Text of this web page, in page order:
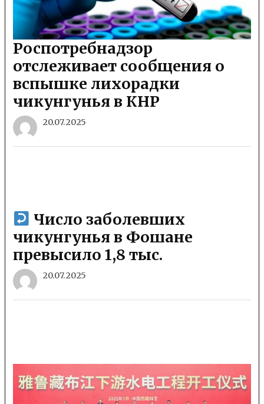
Роспотребнадзор
отслеживает сообщения о
вспышке лихорадки
чикунгунья в КНР
20.07.2025
Число заболевших
чикунгунья в Фошане
превысило 1,8 тыс.
20.07.2025